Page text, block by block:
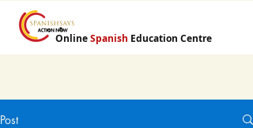
OnlineSpanish Education Centre
Post